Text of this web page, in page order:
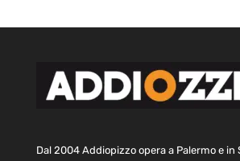
Dal 2004 Addiopizzo opera a Palermo e in